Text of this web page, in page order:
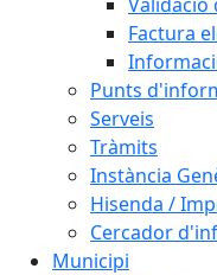
Factura
Punts
Serveis
Tràmits
Instància
Hisenda /
Cercador
Municipi